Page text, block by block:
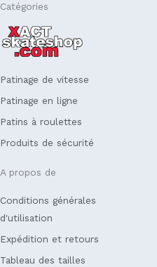
Catégories
Patinage de vitesse
Patinage en ligne
Patins à roulettes
Produits de sécurité
A propos de
Conditions générales
d'utilisation
Expédition et retours
Tableau des tailles